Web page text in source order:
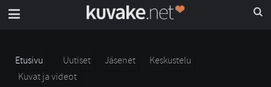
Etusivu Uutiset Jäsenet
Keskustelu
Kuvat ja videot